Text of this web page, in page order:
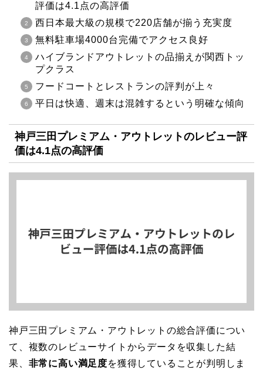
評価は4.1点の高評価
西日本最大級の規模で220店舗が揃う充実度
無料駐車場4000台完備でアクセス良好
ハイブランドアウトレットの品揃えが関西トッ
プクラス
フードコートとレストランの評判が上々
平日は快適、週末は混雑するという明確な傾向
神戸三田プレミアム・アウトレットのレビュー評
価は4.1点の高評価
神戸三田プレミアム・アウトレットの総合評価につい
て、複数のレビューサイトからデータを収集した結
果、 非常に高い満足度を獲得していることが判明しま